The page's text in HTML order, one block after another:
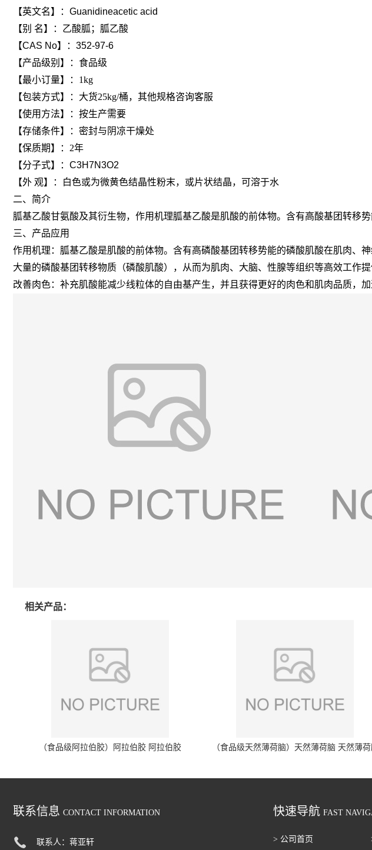
【英文名】：Guanidineacetic acid
【别 名】：乙酸胍；胍乙酸
【CAS No】：352-97-6
【产品级别】：食品级
【最小订量】：1kg
【包装方式】：大货25kg/桶，其他规格咨询客服
【使用方法】：按生产需要
【存储条件】：密封与阴凉干燥处
【保质期】：2年
【分子式】：C3H7N3O2
【外 观】：白色或为微黄色结晶性粉末，或片状结晶，可溶于水
二、简介
胍基乙酸甘氨酸及其衍生物，作用机理胍基乙酸是肌酸的前体物。含有高酸基团转移
三、产品应用
作用机理：胍基乙酸是肌酸的前体物。含有高磷酸基团转移势能的磷酸肌酸在肌肉、
大量的磷酸基团转移物质（磷酸肌酸），从而为肌肉、大脑、性腺等组织等高效工作
改善肉色：补充肌酸能减少线粒体的自由基产生，并且获得更好的肉色和肌肉品质，
相关产品：
（食品级阿拉伯胶）阿拉伯胶 阿拉伯胶 （食品级天然薄荷脑）天然薄荷脑 天然薄
联系信息 CONTACT INFORMATION
联系人：蒋亚轩
快速导航 FAST
> 公司首页